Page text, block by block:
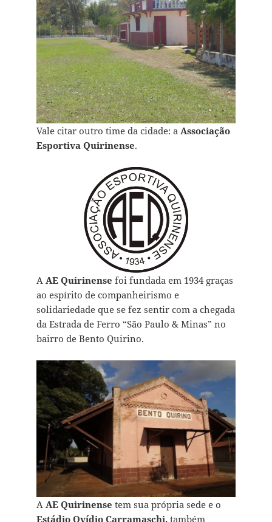
Vale citar outro time da cidade: a Associação
Esportiva Quirinense.
A AE Quirinense foi fundada em 1934 graças
ao espírito de companheirismo e
solidariedade que se fez sentir com a chegada
da Estrada de Ferro “São Paulo & Minas” no
bairro de Bento Quirino.
A AE Quirinense tem sua própria sede e o
Estádio Ovídio Carramaschi, também